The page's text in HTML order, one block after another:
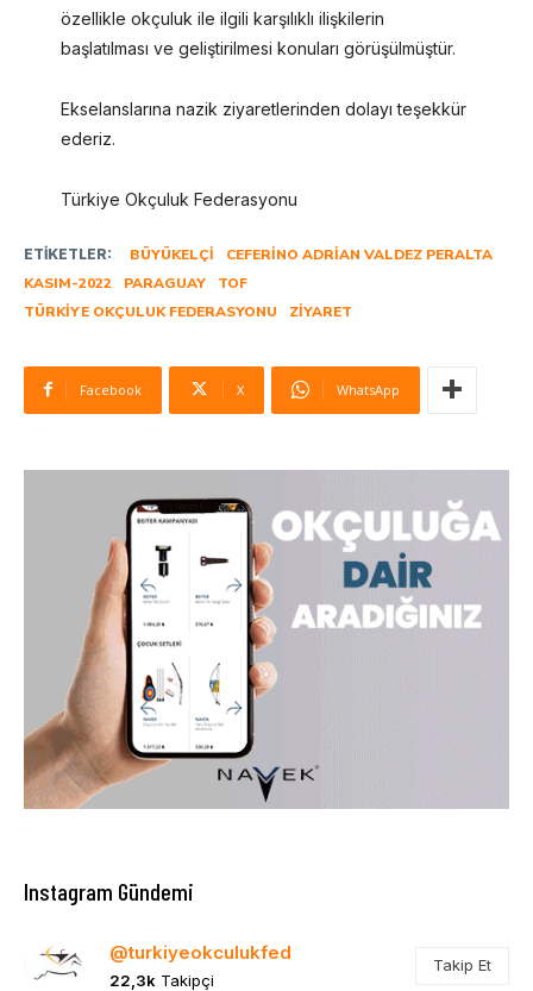
özellikle okçuluk ile ilgili karşılıklı ilişkilerin
başlatılması ve geliştirilmesi konuları görüşülmüştür.
Ekselanslarına nazik ziyaretlerinden dolayı teşekkür
ederiz.
Türkiye Okçuluk Federasyonu
ETIKETLER: BÜYÜKELÇI
CEFERINO ADRIAN VALDEZ PERALTA
KASIM-2022
PARAGUAY
TOF
TÜRKIYE OKÇULUK FEDERASYONU
ZIYARET
Facebook X WhatsApp
Instagram Gündemi
@turkiyeokculukfed
22,3k Takipçi
Takip Et